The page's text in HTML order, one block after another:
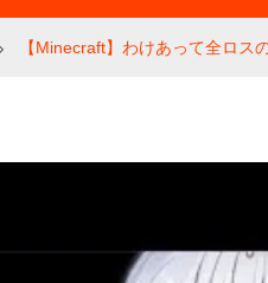
【Minecraft】わけあって全ロス